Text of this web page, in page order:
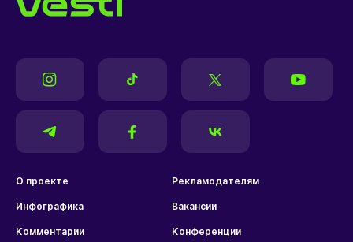
О проекте Рекламодателям
Инфографика Вакансии
Комментарии Конференции